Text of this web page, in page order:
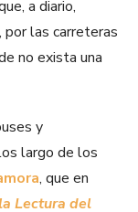
a diario,
por las carreteras
no exista una
y
largo de los
, que en
Lectura del